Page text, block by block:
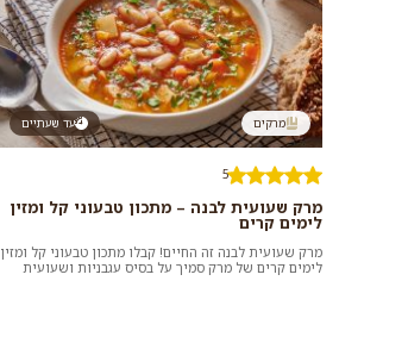
עד שעתיים מרקים
5
מרק שעועית לבנה – מתכון טבעוני קל ומזין
לימים קרים
מרק שעועית לבנה זה החיים! קבלו מתכון טבעוני קל ומזין
לימים קרים של מרק סמיך על בסיס עגבניות ושעועית